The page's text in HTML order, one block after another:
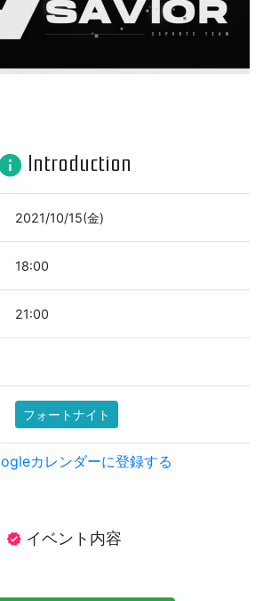
Introduction
2021/10/15(金)
18:00
21:00
フォートナイト
カレンダーに登録する
verified イベント内容